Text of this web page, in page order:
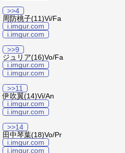
>>4
周防桃子(11)Vi/Fa
i.imgur.com
i.imgur.com
>>9
ジュリア(16)Vo/Fa
i.imgur.com
i.imgur.com
>>11
伊吹翼(14)Vi/An
i.imgur.com
i.imgur.com
>>14
田中琴葉(18)Vo/Pr
i.imgur.com
i.imgur.com